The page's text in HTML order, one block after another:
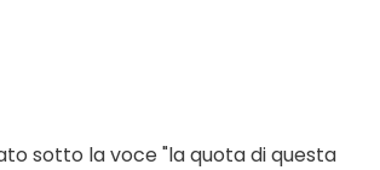
sotto la voce "la quota di questa